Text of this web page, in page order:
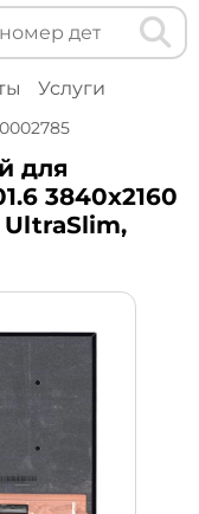
Услуги
для
3840x2160
UltraSlim,